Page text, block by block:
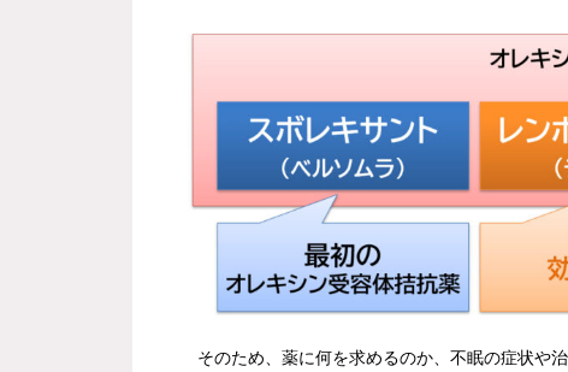
そのため、薬に何を求めるのか、不眠の症状や